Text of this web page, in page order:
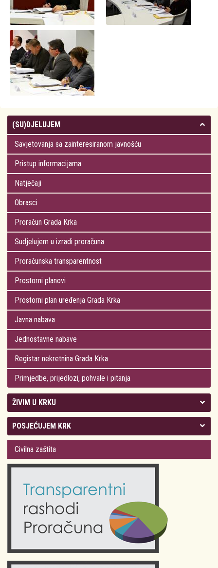
(SU)DJELUJEM
Savjetovanja sa zainteresiranom javnošću
Pristup informacijama
Natječaji
Obrasci
Proračun Grada Krka
Sudjelujem u izradi proračuna
Proračunska transparentnost
Prostorni planovi
Prostorni plan uređenja Grada Krka
Javna nabava
Jednostavne nabave
Registar nekretnina Grada Krka
Primjedbe, prijedlozi, pohvale i pitanja
ŽIVIM U KRKU
Kolegij gradonačelnika
Gradsko vijeće
Odluke Grada Krka (Službene novine PGŽ)
Obrazovanje
Komunalne usluge
POSJEĆUJEM KRK
Plan Grada Krka
Krk 360° VR panorama
Krk uživo
Fotogalerije
Kalendar događanja
Turistička zajednica otoka Krka
Civilna zaštita